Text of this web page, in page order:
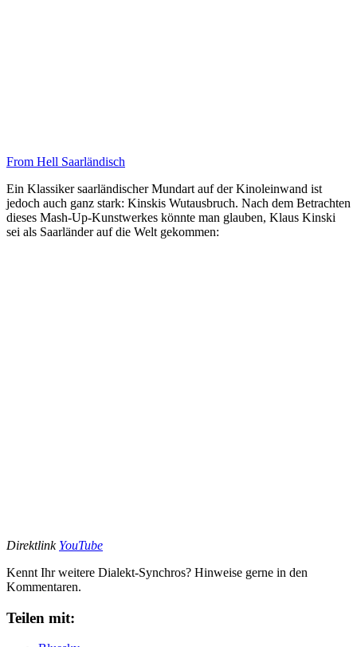
From Hell Saarländisch
Ein Klassiker saarländischer Mundart auf der Kinoleinwand ist
jedoch auch ganz stark: Kinskis Wutausbruch. Nach dem Betrachten
dieses Mash-Up-Kunstwerkes könnte man glauben, Klaus Kinski
sei als Saarländer auf die Welt gekommen:
Direktlink YouTube
Kennt Ihr weitere Dialekt-Synchros? Hinweise gerne in den
Kommentaren.
Teilen mit: